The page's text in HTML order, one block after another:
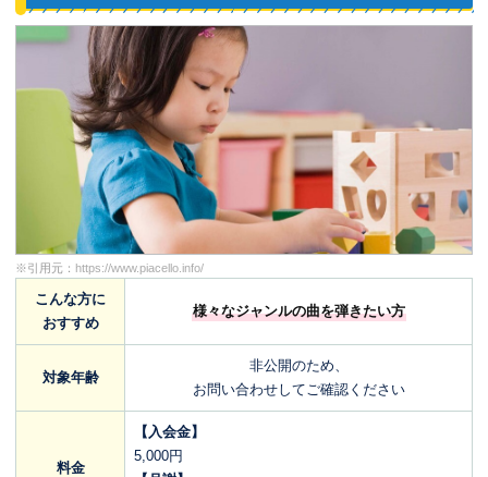
※引用元： https://www.piacello.info/
こんな方に
おすすめ
様々なジャンルの曲を弾きたい方
対象年齢
非公開のため、
お問い合わせしてご確認ください
料金
【入会金】
5,000円